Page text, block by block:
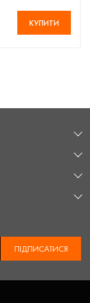
КУПИТИ
ПІДПИСАТИСЯ